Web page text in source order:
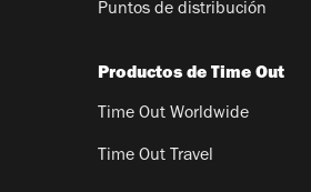
Puntos de distribución
Productos de Time Out
Time Out Worldwide
Time Out Travel